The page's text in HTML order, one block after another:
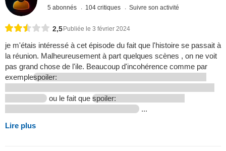
5 abonnés 104 critiques Suivre son activité
2,5Publiée le 3 février 2024
je m'étais intéressé à cet épisode du fait que l'histoire se passait à
la réunion. Malheureusement à part quelques scènes , on ne voit
pas grand chose de l'ile. Beaucoup d'incohérence comme par
exemplespoiler:
ou le fait que spoiler:
...
Lire plus